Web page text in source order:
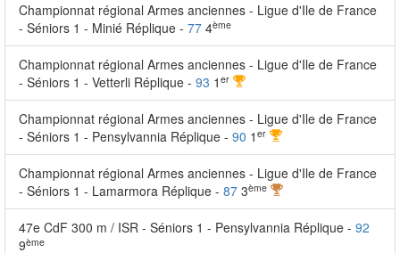
Championnat régional Armes anciennes - Ligue d'Ile de France
- Séniors 1 - Minié Réplique - 77 4ème
Championnat régional Armes anciennes - Ligue d'Ile de France
- Séniors 1 - Vetterli Réplique - 93 1 er
Championnat régional Armes anciennes - Ligue d'Ile de France
- Séniors 1 - Pensylvannia Réplique - 90 1 er
Championnat régional Armes anciennes - Ligue d'Ile de France
- Séniors 1 - Lamarmora Réplique - 87 3ème
47e CdF 300 m / ISR - Séniors 1 - Pensylvannia Réplique - 92
9ème